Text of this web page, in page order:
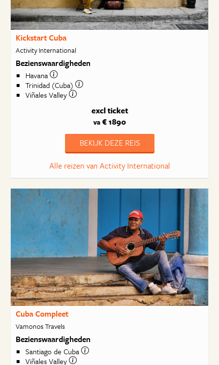
Kickstart Cuba
Activity International
Bezienswaardigheden
Havana
Trinidad (Cuba)
Viñales Valley
excl ticket
va€ 1890
BEKIJK DEZE REIS
Alle reizen van Activity International
Cuba Compleet
Vamonos Travels
Bezienswaardigheden
Santiago de Cuba
Viñales Valley